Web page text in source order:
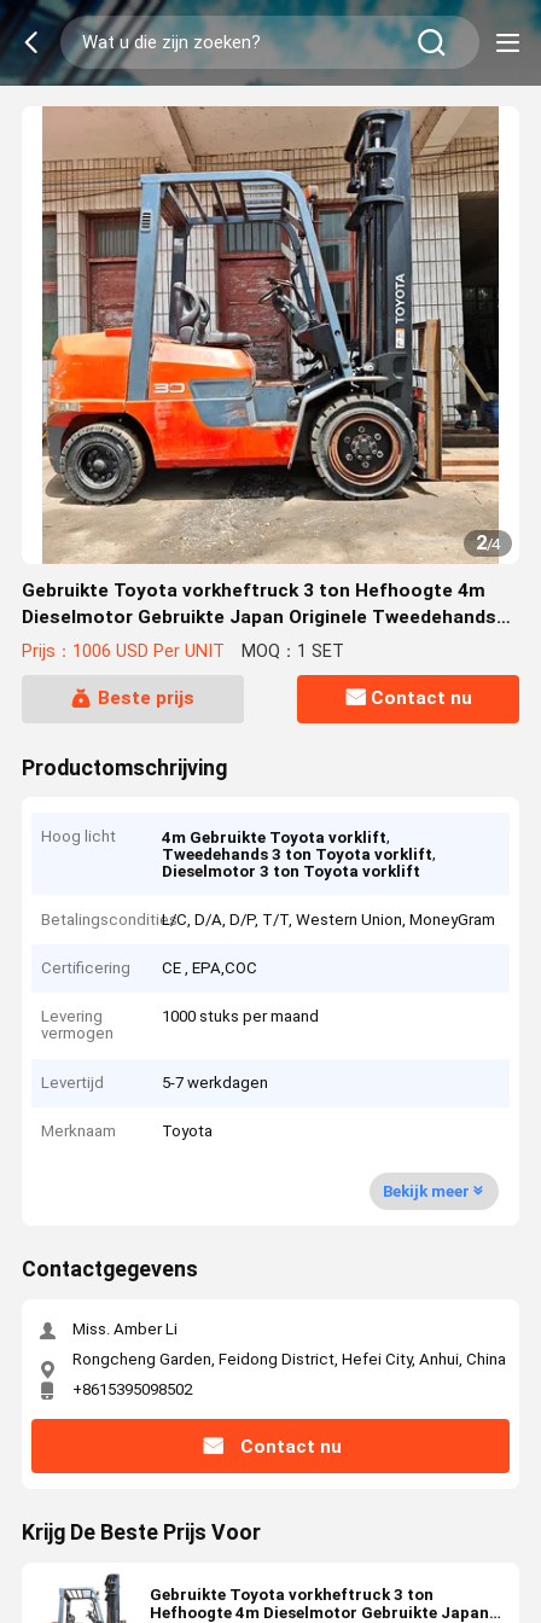
2/4
Gebruikte Toyota vorkheftruck 3 ton Hefhoogte 4m
Dieselmotor Gebruikte Japan Originele Tweedehands
Machine
Prijs：1006 USD Per UNIT MOQ：1 SET
Beste prijs Contact nu
Productomschrijving
Hoog licht 4m Gebruikte Toyota vorklift,
Tweedehands 3 ton Toyota vorklift,
Dieselmotor 3 ton Toyota vorklift
BetalingsconditiesL/C, D/A, D/P, T/T, Western Union, MoneyGram
Certificering CE , EPA,COC
Levering
vermogen
1000 stuks per maand
Levertijd 5-7 werkdagen
Merknaam Toyota
Bekijk meer
Contactgegevens
Miss. Amber Li
Rongcheng Garden, Feidong District, Hefei City, Anhui, China
+8615395098502
Contact nu
Krijg De Beste Prijs Voor
Gebruikte Toyota vorkheftruck 3 ton
Hefhoogte 4m Dieselmotor Gebruikte Japan